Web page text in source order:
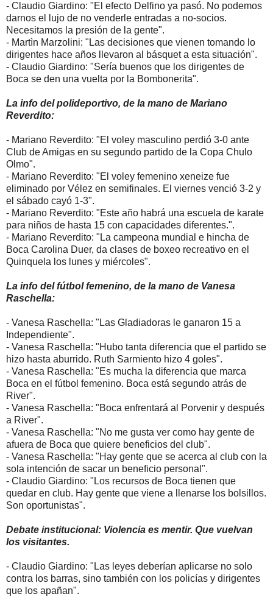
- Claudio Giardino: "El efecto Delfino ya pasó. No podemos
darnos el lujo de no venderle entradas a no-socios.
Necesitamos la presión de la gente".
- Martìn Marzolini: "Las decisiones que vienen tomando lo
dirigentes hace años llevaron al básquet a esta situación".
- Claudio Giardino: "Sería buenos que los dirigentes de
Boca se den una vuelta por la Bombonerita".
La info del polideportivo, de la mano de Mariano
Reverdito:
- Mariano Reverdito: "El voley masculino perdió 3-0 ante
Club de Amigas en su segundo partido de la Copa Chulo
Olmo".
- Mariano Reverdito: "El voley femenino xeneize fue
eliminado por Vélez en semifinales. El viernes venció 3-2 y
el sábado cayó 1-3".
- Mariano Reverdito: "Este año habrá una escuela de karate
para niños de hasta 15 con capacidades diferentes.".
- Mariano Reverdito: "La campeona mundial e hincha de
Boca Carolina Duer, da clases de boxeo recreativo en el
Quinquela los lunes y miércoles".
La info del fútbol femenino, de la mano de Vanesa
Raschella:
- Vanesa Raschella: "Las Gladiadoras le ganaron 15 a
Independiente".
- Vanesa Raschella: "Hubo tanta diferencia que el partido se
hizo hasta aburrido. Ruth Sarmiento hizo 4 goles".
- Vanesa Raschella: "Es mucha la diferencia que marca
Boca en el fútbol femenino. Boca está segundo atrás de
River".
- Vanesa Raschella: "Boca enfrentará al Porvenir y después
a River".
- Vanesa Raschella: "No me gusta ver como hay gente de
afuera de Boca que quiere beneficios del club".
- Vanesa Raschella: "Hay gente que se acerca al club con la
sola intención de sacar un beneficio personal".
- Claudio Giardino: "Los recursos de Boca tienen que
quedar en club. Hay gente que viene a llenarse los bolsillos.
Son oportunistas".
Debate institucional: Violencia es mentir. Que vuelvan
los visitantes.
- Claudio Giardino: "Las leyes deberían aplicarse no solo
contra los barras, sino también con los policías y dirigentes
que los apañan".